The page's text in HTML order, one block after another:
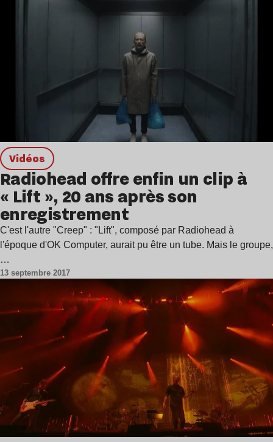
Vidéos
Radiohead offre enfin un clip à
« Lift », 20 ans après son
enregistrement
C'est l'autre "Creep" : "Lift", composé par Radiohead à
l'époque d'OK Computer, aurait pu être un tube. Mais le groupe,
…
13 septembre 2017